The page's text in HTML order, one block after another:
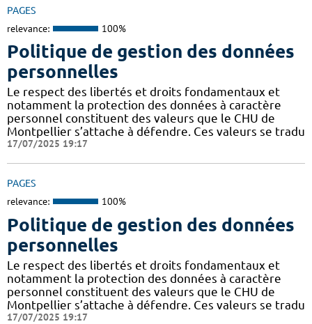
PAGES
relevance: 100%
Politique de gestion des données
personnelles
Le respect des libertés et droits fondamentaux et
notamment la protection des données à caractère
personnel constituent des valeurs que le CHU de
Montpellier s’attache à défendre. Ces valeurs se tradu
17/07/2025 19:17
PAGES
relevance: 100%
Politique de gestion des données
personnelles
Le respect des libertés et droits fondamentaux et
notamment la protection des données à caractère
personnel constituent des valeurs que le CHU de
Montpellier s’attache à défendre. Ces valeurs se tradu
17/07/2025 19:17